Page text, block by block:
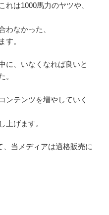
れは1000馬力のヤツや、
わなかった、
す。
に、いなくなれば良いと
。
ンテンツを増やしていく
上げます。
当メディアは適格販売に